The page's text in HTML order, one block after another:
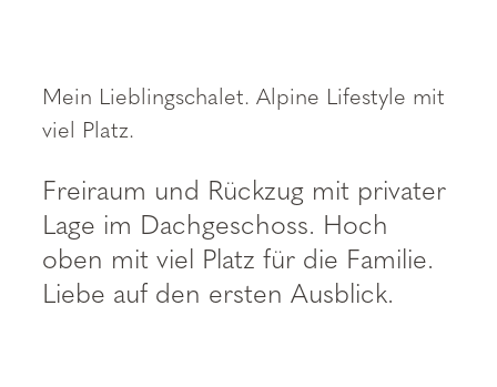
----
Mein Lieblingschalet. Alpine Lifestyle mit
viel Platz.
Freiraum und Rückzug mit privater
Lage im Dachgeschoss. Hoch
oben mit viel Platz für die Familie.
Liebe auf den ersten Ausblick.